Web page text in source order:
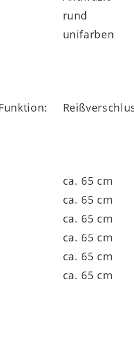
rund
unifarben
ca. 65 cm
ca. 65 cm
ca. 65 cm
ca. 65 cm
ca. 65 cm
ca. 65 cm